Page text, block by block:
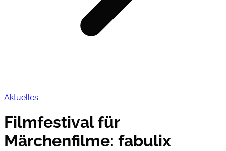
Aktuelles
Filmfestival für
Märchenfilme: fabulix